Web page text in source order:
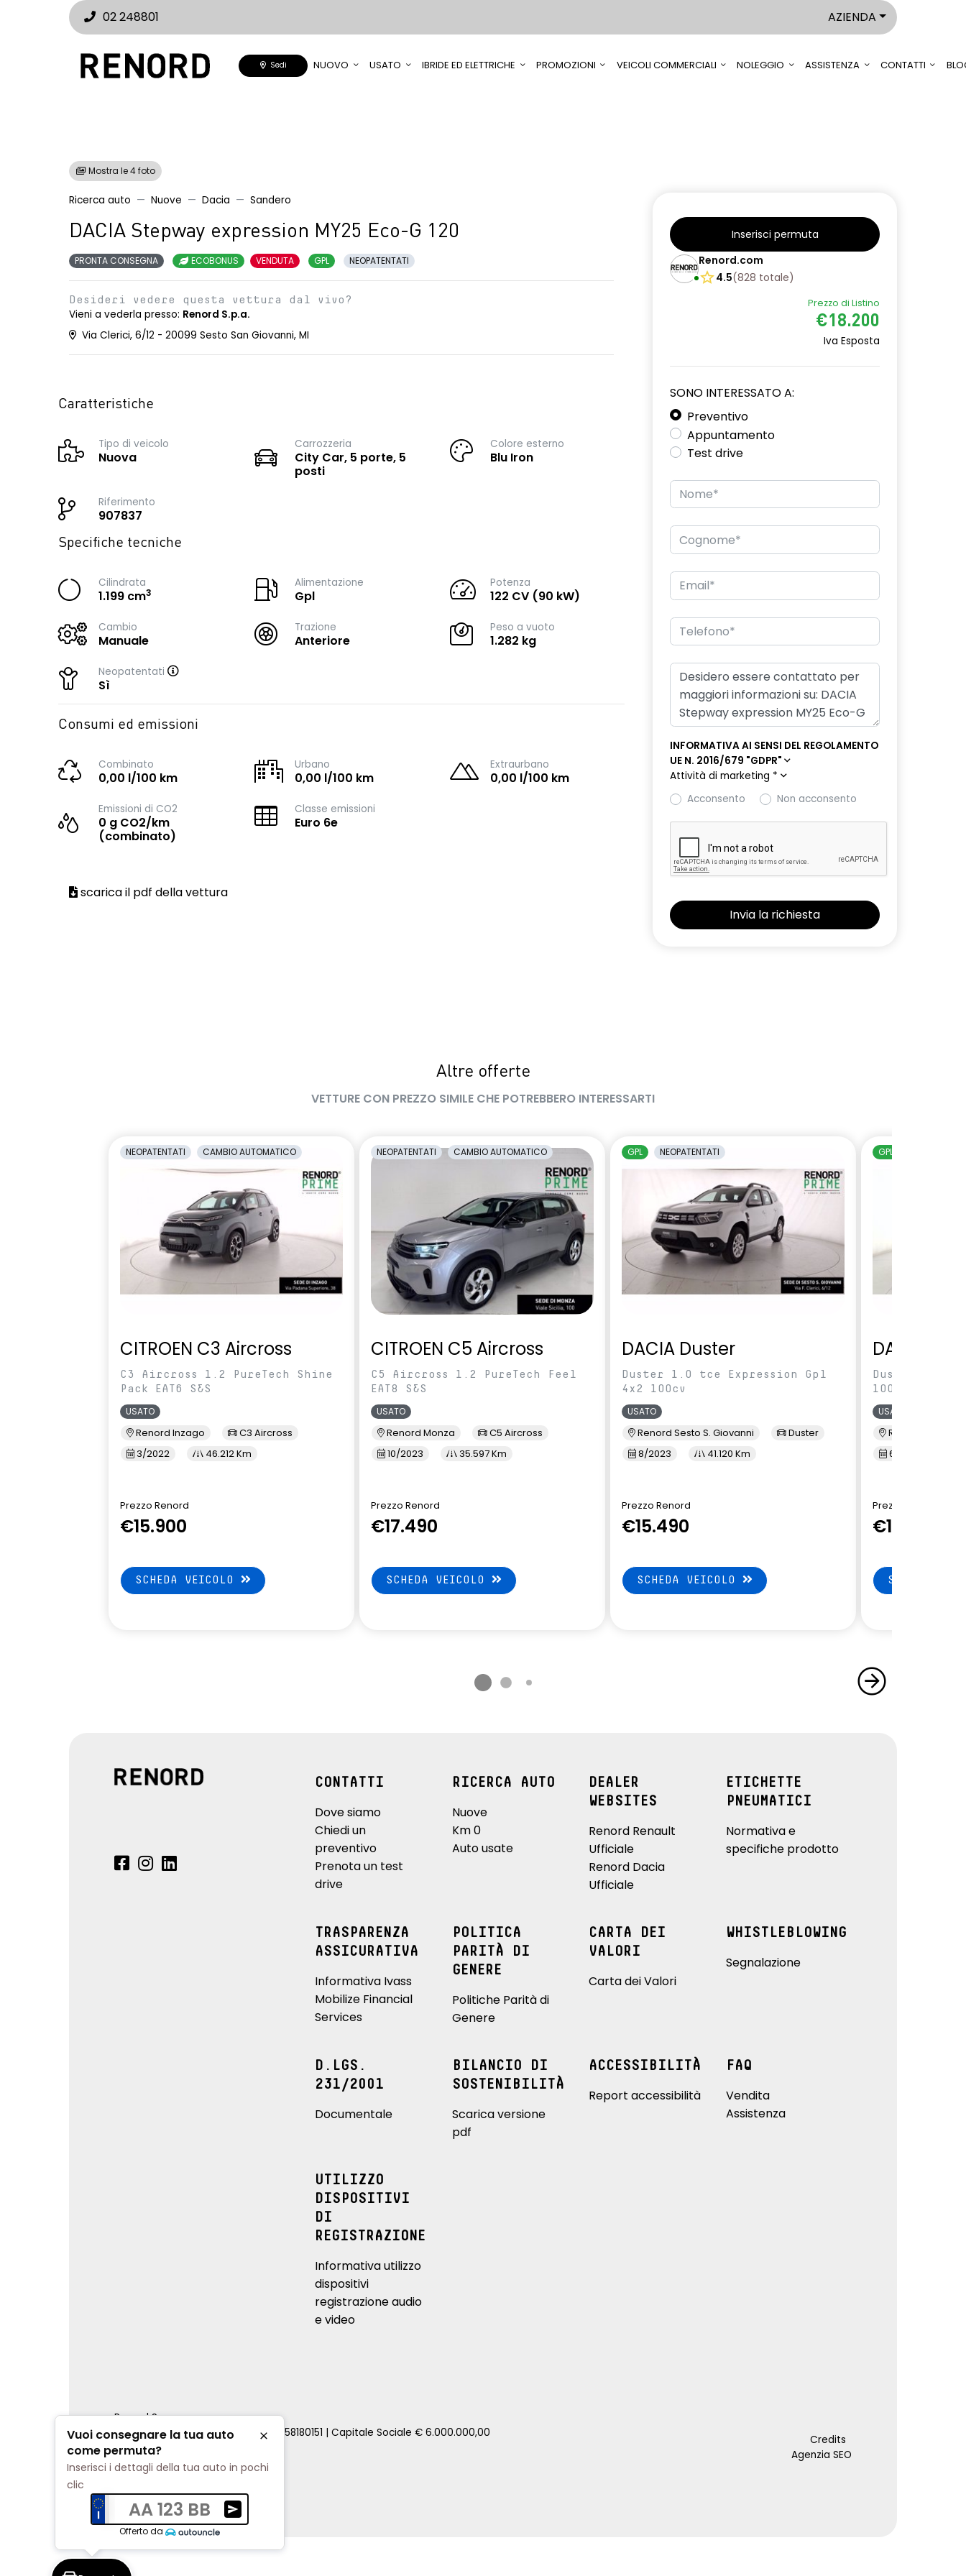
02 248801 AZIENDA
Sedi NUOVO USATO IBRIDE ED ELETTRICHE PROMOZIONI VEICOLI COMMERCIALI NOLEGGIO ASSISTENZA CONTATTI
Mostra le 4 foto
Ricerca auto Nuove Dacia Sandero
DACIA Stepway expression MY25 Eco-G 120
PRONTA CONSEGNA ECOBONUS VENDUTA GPL NEOPATENTATI
Desideri vedere questa vettura dal vivo?
Vieni a vederla presso: Renord S.p.a.
Via Clerici, 6/12 - 20099 Sesto San Giovanni, MI
Caratteristiche
Tipo di veicolo
Nuova
Carrozzeria
City Car, 5 porte, 5
posti
Colore esterno
Blu Iron
Riferimento
907837
Specifiche tecniche
Cilindrata
1.199 cm3
Alimentazione
Gpl
Potenza
122 CV (90 kW)
Cambio
Manuale
Trazione
Anteriore
Peso a vuoto
1.282 kg
Neopatentati
Sì
Consumi ed emissioni
Combinato
0,00 l/100 km
Urbano
0,00 l/100 km
Extraurbano
0,00 l/100 km
Emissioni di CO2
0 g CO2/km
(combinato)
Classe emissioni
Euro 6e
scarica il pdf della vettura
Inserisci permuta
Renord.com
4.5(828 totale)
Prezzo di Listino
€18.200
Iva Esposta
SONO INTERESSATO A:
Preventivo
Appuntamento
Test drive
INFORMATIVA AI SENSI DEL REGOLAMENTO
UE N. 2016/679 "GDPR"
Attività di marketing *
Acconsento
Non acconsento
Altre offerte
VETTURE CON PREZZO SIMILE CHE POTREBBERO INTERESSARTI
NEOPATENTATI CAMBIO AUTOMATICO
CITROEN C3 Aircross
C3 Aircross 1.2 PureTech Shine
Pack EAT6 S&S
USATO
Renord Inzago
C3 Aircross
3/2022
46.212 Km
Prezzo Renord
€15.900
SCHEDA VEICOLO
NEOPATENTATI CAMBIO AUTOMATICO
CITROEN C5 Aircross
C5 Aircross 1.2 PureTech Feel
EAT8 S&S
USATO
Renord Monza
C5 Aircross
10/2023
35.597 Km
Prezzo Renord
€17.490
SCHEDA VEICOLO
GPL NEOPATENTATI
DACIA Duster
Duster 1.0 tce Expression Gpl
4x2 100cv
USATO
Renord Sesto S. Giovanni
Duster
8/2023
41.120 Km
Prezzo Renord
€15.490
SCHEDA VEICOLO
GPL
DACIA
Duster 1.0
100cv
USATO
Renord Monza
6/2023
Prezzo Renord
€15.790
SCHEDA
CONTATTI
Dove siamo
Chiedi un
preventivo
Prenota un test
drive
RICERCA AUTO
Nuove
Km 0
Auto usate
DEALER
WEBSITES
Renord Renault
Ufficiale
Renord Dacia
Ufficiale
ETICHETTE
PNEUMATICI
Normativa e
specifiche prodotto
TRASPARENZA
ASSICURATIVA
Informativa Ivass
Mobilize Financial
Services
POLITICA
PARITÀ DI
GENERE
Politiche Parità di
Genere
CARTA DEI
VALORI
Carta dei Valori
WHISTLEBLOWING
Segnalazione
D.LGS.
231/2001
Documentale
BILANCIO DI
SOSTENIBILITÀ
Scarica versione
pdf
ACCESSIBILITÀ
Report accessibilità
FAQ
Vendita
Assistenza
UTILIZZO
DISPOSITIVI
DI
REGISTRAZIONE
Informativa utilizzo
dispositivi
registrazione audio
e video
Renord S.p.a.
REA Milano 810796 | P.IVA e C.F. 00858180151 | Capitale Sociale € 6.000.000,00
Cookie Policy
Privacy Policy
Impostazioni di tracciamento
Credits
Agenzia SEO
Vuoi consegnare la tua auto
come permuta?
Chiudi
Inserisci i dettagli della tua auto in pochi
clic
AA 123 BB
Ricevi una valutazione della tua auto senza impegno
Offerto da